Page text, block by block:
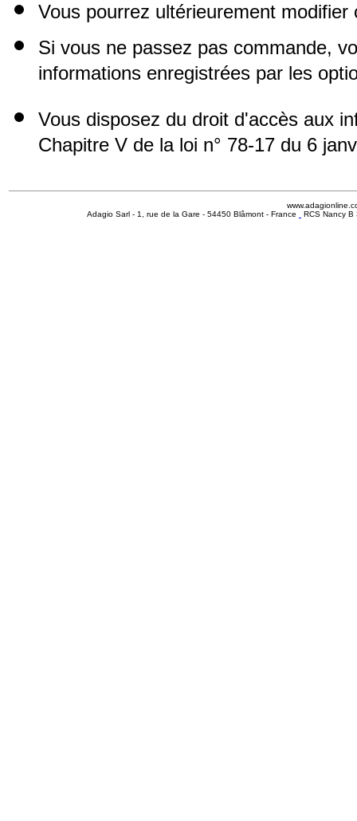
Vous pourrez ultérieurement
Si vous ne passez pas commande,
informations enregistrées par les
Vous disposez du droit d'accès aux
Chapitre V de la loi n° 78-17 du 6
Adagio Sarl - 1, rue de la Gare - 54450 Blâmont - France
RCS Nancy B